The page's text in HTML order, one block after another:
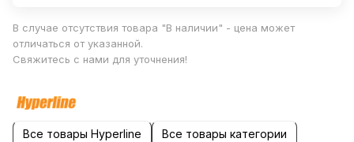
В случае отсутствия товара "В наличии" - цена может
отличаться от указанной.
Свяжитесь с нами для уточнения!
Все товары Hyperline Все товары категории